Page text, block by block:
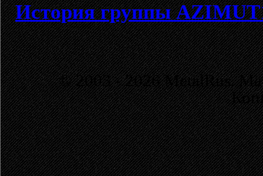
История группы
© 2003 - 2026 MetalRus.